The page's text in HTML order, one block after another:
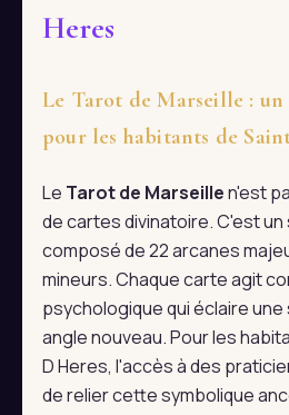
Heres
Le Tarot de Marseille :
pour les habitants de
Le Tarot de Marseillen'est
de cartes divinatoire. C'est
composé de 22 arcanes
mineurs. Chaque carte agit
psychologique qui éclaire
angle nouveau. Pour les
D Heres, l'accès à des
de relier cette symbolique